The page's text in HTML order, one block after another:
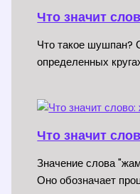
Что значит
Что такое шушпан?
определенных
Что значит
Значение слова
Оно обозначает